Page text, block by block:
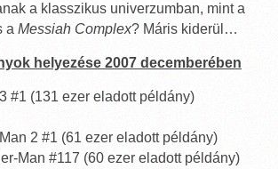
a klasszikus univerzumban, mint a
a Messiah Complex? Máris kiderül…
helyezése 2007 decemberében
#1 (131 ezer eladott példány)
2 #1 (61 ezer eladott példány)
Man #117 (60 ezer eladott példány)